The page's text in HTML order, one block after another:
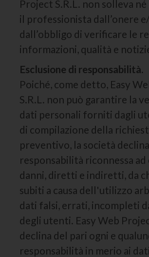
Project S.R.L. non solleva
il professionista dall’onere
dall’obbligo di verificare le
informazioni, qualità e
Esclusione di responsabilità.
Poiché, come detto, Easy
S.R.L. non può garantire la
dati personali forniti dagli
di compilazione della
preventivo, la società
responsabilità riconnessa
danni, diretti e indiretti, da
subiti a causa dell'utilizzo
dati falsi, errati, incompleti
degli utenti. Easy Web
declina del pari ogni e
responsabilità in merio ai